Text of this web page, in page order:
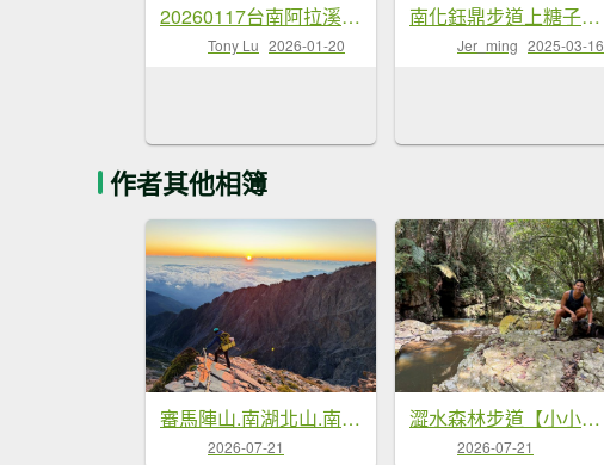
20260117台南阿拉溪斜瀑群縱走糖子恩山-水山頂山
Tony Lu 2026-01-20
南化鈺鼎步道上糖子恩山+北峰20250315
Jer_ming 2025-03-16
作者其他相簿
審馬陣山.南湖北山.南湖南峰.巴巴山.南湖大山【帝王之山 豈容凡夫造次】
2026-07-21
澀水森林步道【小小的社區也能發光發熱】
2026-07-21